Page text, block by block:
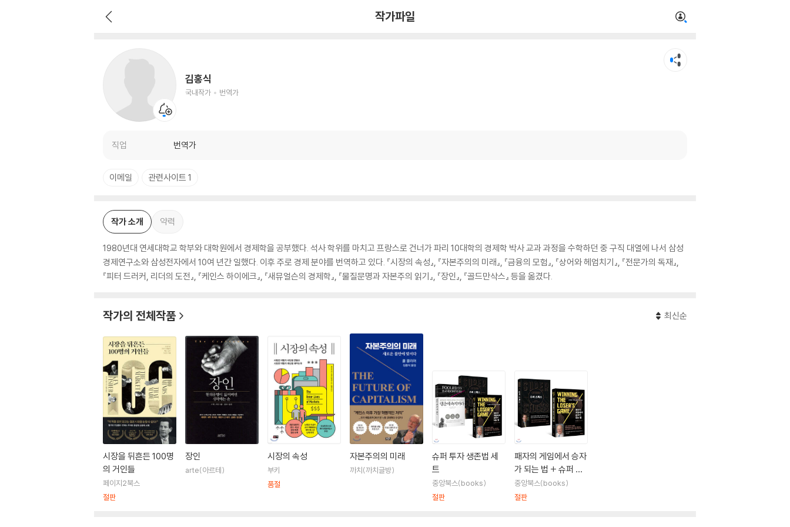
작가파일
김홍식
국내작가 번역가
직업 번역가
이메일 관련사이트 1
작가 소개 약력
1980년대 연세대학교 학부와 대학원에서 경제학을 공부했다. 석사 학위를 마치고 프랑스로 건너가 파리 10대학의 경제학 박사 교과 과정을 수학하던 중 구직 대열에 나서 삼성
경제연구소와 삼성전자에서 10여 년간 일했다. 이후 주로 경제 분야를 번역하고 있다. 『시장의 속성』, 『자본주의의 미래』, 『금융의 모험』, 『상어와 헤엄치기』, 『전문가의 독재』,
『피터 드러커, 리더의 도전』, 『케인스 하이에크』, 『새뮤얼슨의 경제학』, 『물질문명과 자본주의 읽기』, 『장인』, 『골드만삭스』 등을 옮겼다.
작가의 전체작품 최신순
시장을 뒤흔든 100명
의 거인들
페이지2북스
절판
장인
arte(아르테)
시장의 속성
부키
품절
자본주의의 미래
까치(까치글방)
슈퍼 투자 생존법 세
트
중앙북스(books)
절판
패자의 게임에서 승자
가 되는 법 + 슈퍼 스
톡스
중앙북스(books)
절판